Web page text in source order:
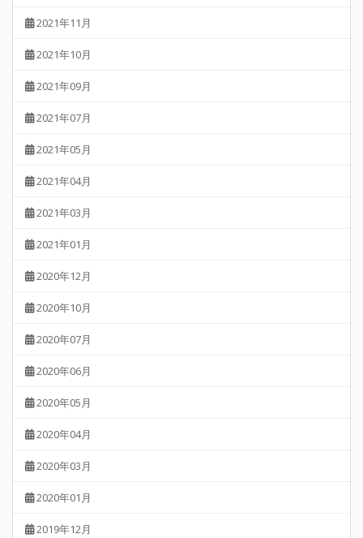
2021年11月
2021年10月
2021年09月
2021年07月
2021年05月
2021年04月
2021年03月
2021年01月
2020年12月
2020年10月
2020年07月
2020年06月
2020年05月
2020年04月
2020年03月
2020年01月
2019年12月